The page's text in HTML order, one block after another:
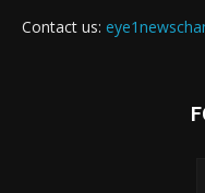
Contact us: